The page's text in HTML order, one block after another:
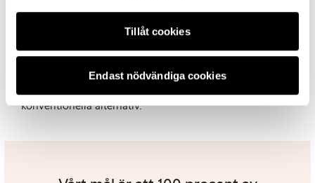
Tillåt cookies
Endast nödvändiga cookies
Lindex. För oss innebär det att råmaterialet kommer från
en återvunnen eller förnybar källa, samt att fibern odlas
och produceras med metoder som har mindre negativ
konventionella alternativ.